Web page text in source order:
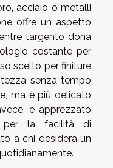
acciaio o metalli
offre un aspetto
l’argento dona
costante per
scelto per finiture
senza tempo
ma è più delicato
è apprezzato
la facilità di
a chi desidera un